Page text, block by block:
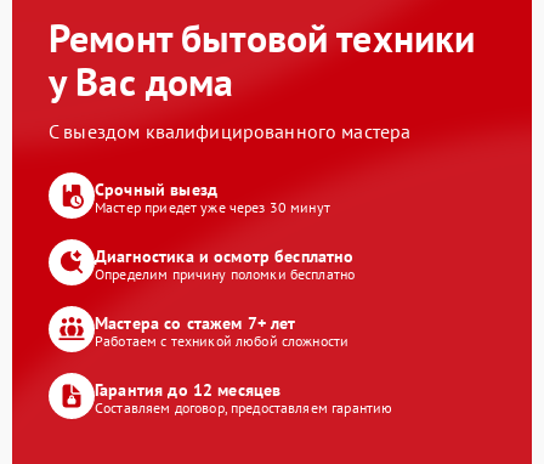
Ремонт бытовой техники
у Вас дома
С выездом квалифицированного мастера
Срочный выезд
Мастер приедет уже через 30 минут
Диагностика и осмотр бесплатно
Определим причину поломки бесплатно
Мастера со стажем 7+ лет
Работаем с техникой любой сложности
Гарантия до 12 месяцев
Составляем договор, предоставляем гарантию